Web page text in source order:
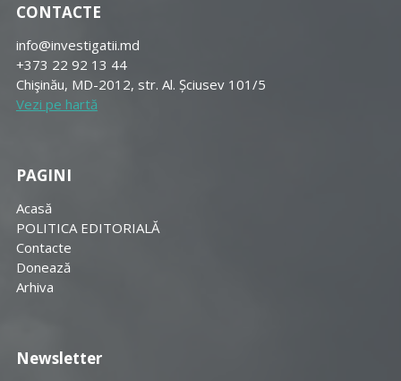
CONTACTE
info@investigatii.md
+373 22 92 13 44
Chişinău, MD-2012, str. Al. Șciusev 101/5
Vezi pe hartă
PAGINI
Acasă
POLITICA EDITORIALĂ
Contacte
Donează
Arhiva
Newsletter